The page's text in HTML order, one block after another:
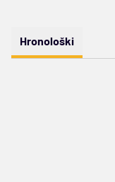
Hronološki